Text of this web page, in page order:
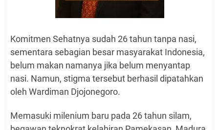
Komitmen Sehatnya sudah 26 tahun tanpa nasi,
sementara sebagian besar masyarakat Indonesia,
belum makan namanya jika belum menyantap
nasi. Namun, stigma tersebut berhasil dipatahkan
oleh Wardiman Djojonegoro.
Memasuki milenium baru pada 26 tahun silam,